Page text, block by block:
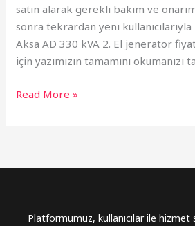
satın alarak gerekli bakım ve
sonra tekrardan yeni
Aksa AD 330 kVA 2. El jeneratör
için yazımızın tamamını
Read More »
Platformumuz, kullanıcılar ile hizmet